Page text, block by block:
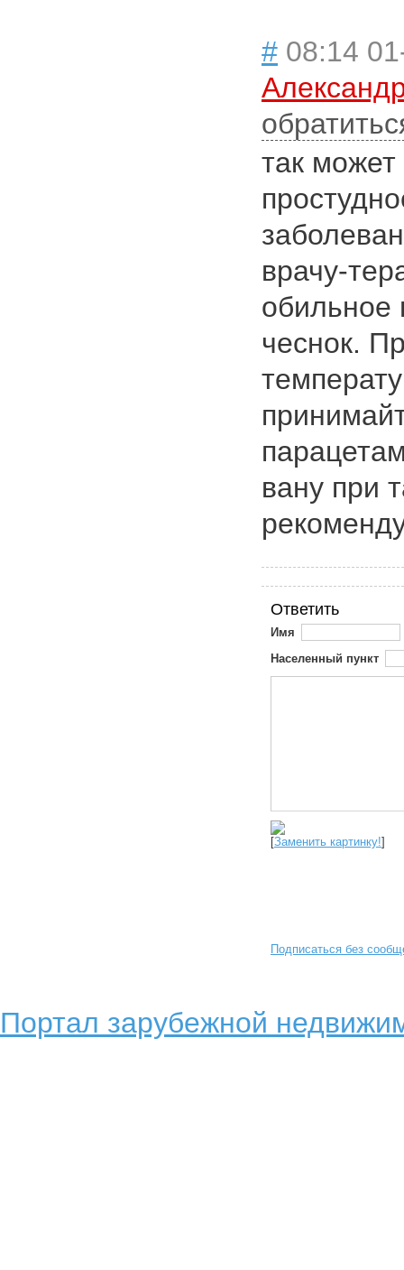
# 08:14
так
врачу-
обильное
чеснок.
вану при
Ответить
Имя
Населенный пункт
[Заменить картинку!]
Подписаться без
Портал зарубежной